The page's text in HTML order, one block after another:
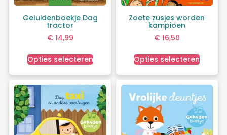
Geluidenboekje Dag
tractor
€14,99
Opties selecteren
Zoete zusjes worden
kampioen
€16,50
Opties selecteren